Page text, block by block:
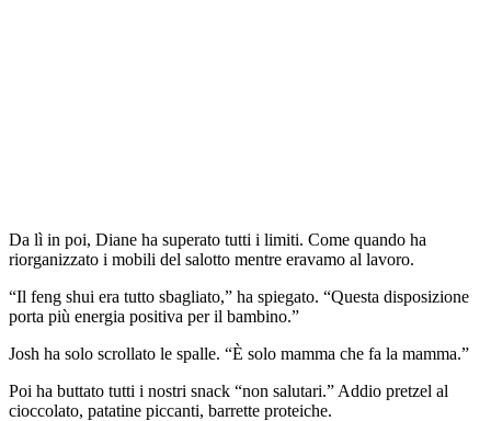
Da lì in poi, Diane ha superato tutti i limiti. Come quando ha
riorganizzato i mobili del salotto mentre eravamo al lavoro.
“Il feng shui era tutto sbagliato,” ha spiegato. “Questa disposizione
porta più energia positiva per il bambino.”
Josh ha solo scrollato le spalle. “È solo mamma che fa la mamma.”
Poi ha buttato tutti i nostri snack “non salutari.” Addio pretzel al
cioccolato, patatine piccanti, barrette proteiche.